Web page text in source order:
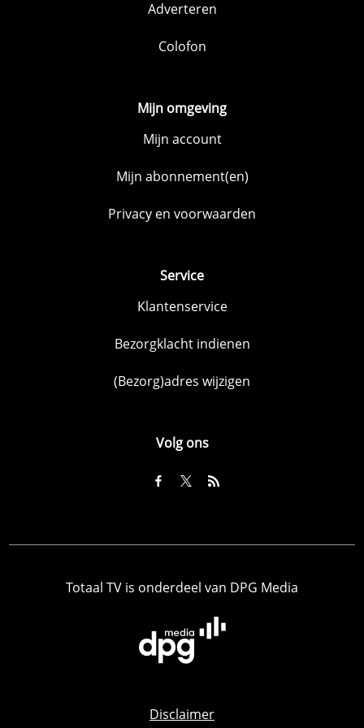
Adverteren
Colofon
Mijn omgeving
Mijn account
Mijn abonnement(en)
Privacy en voorwaarden
Service
Klantenservice
Bezorgklacht indienen
(Bezorg)adres wijzigen
Volg ons
Totaal TV is onderdeel van DPG Media
Disclaimer